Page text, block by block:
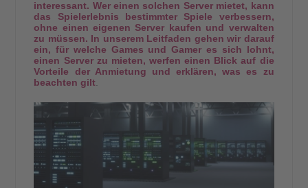
interessant. Wer einen solchen Server mietet, kann
das Spielerlebnis bestimmter Spiele verbessern,
ohne einen eigenen Server kaufen und verwalten
zu müssen. In unserem Leitfaden gehen wir darauf
ein, für welche Games und Gamer es sich lohnt,
einen Server zu mieten, werfen einen Blick auf die
Vorteile der Anmietung und erklären, was es zu
beachten gilt